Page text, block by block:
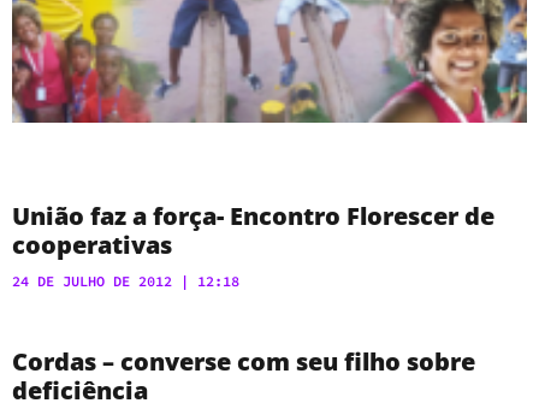
União faz a força- Encontro Florescer de
cooperativas
24 DE JULHO DE 2012 12:18
Cordas – converse com seu filho sobre
deficiência